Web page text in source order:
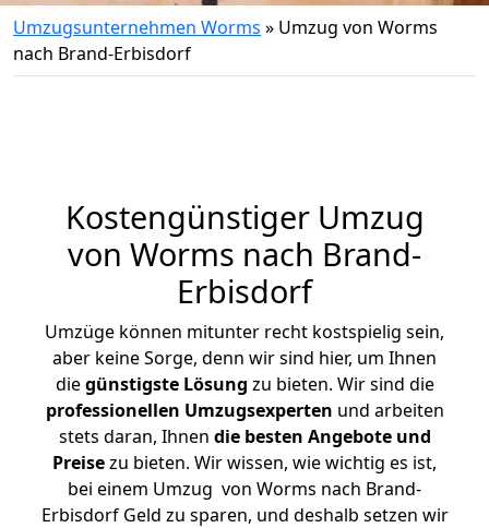
Umzugsunternehmen Worms » Umzug von Worms
nach Brand-Erbisdorf
Kostengünstiger Umzug
von Worms nach Brand-
Erbisdorf
Umzüge können mitunter recht kostspielig sein,
aber keine Sorge, denn wir sind hier, um Ihnen
diegünstigste Lösung zu bieten. Wir sind die
professionellen Umzugsexperten und arbeiten
stets daran, Ihnen die besten Angebote und
Preisezu bieten. Wir wissen, wie wichtig es ist,
bei einem Umzug von Worms nach Brand-
Erbisdorf Geld zu sparen, und deshalb setzen wir